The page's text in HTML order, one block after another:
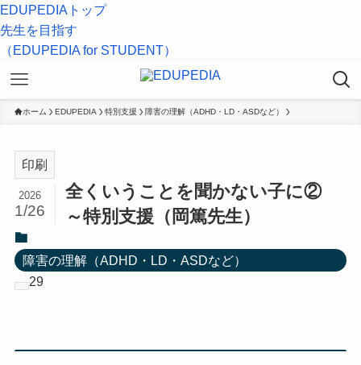
EDUPEDIAトップ
先生を目指す
（EDUPEDIA for STUDENT）
ホーム EDUPEDIA 特別支援 障害の理解（ADHD・LD・ASDなど）
印刷
全くいうことを聞かない子に②
～特別支援（岡篤先生）
2026
1/26
障害の理解（ADHD・LD・ASDなど）
29